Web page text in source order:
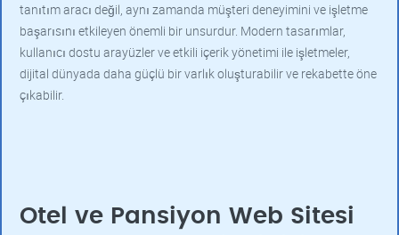
tanıtım aracı değil, aynı zamanda müşteri deneyimini ve işletme
başarısını etkileyen önemli bir unsurdur. Modern tasarımlar,
kullanıcı dostu arayüzler ve etkili içerik yönetimi ile işletmeler,
dijital dünyada daha güçlü bir varlık oluşturabilir ve rekabette öne
çıkabilir.
Otel ve Pansiyon Web Sitesi